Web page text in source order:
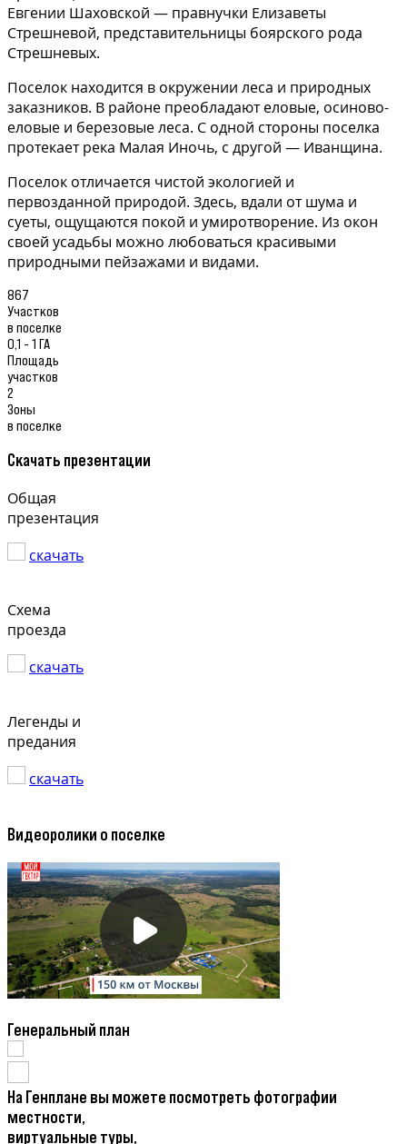
Евгении Шаховской — правнучки Елизаветы
Стрешневой, представительницы боярского рода
Стрешневых.
Поселок находится в окружении леса и природных
заказников. В районе преобладают еловые, осиново-
еловые и березовые леса. С одной стороны поселка
протекает река Малая Иночь, с другой — Иванщина.
Поселок отличается чистой экологией и
первозданной природой. Здесь, вдали от шума и
суеты, ощущаются покой и умиротворение. Из окон
своей усадьбы можно любоваться красивыми
природными пейзажами и видами.
867
Участков
в поселке
0,1 - 1 ГА
Площадь
участков
2
Зоны
в поселке
Скачать презентации
Общая
презентация
скачать
Схема
проезда
скачать
Легенды и
предания
скачать
Видеоролики о поселке
Генеральный план
На Генплане вы можете посмотреть фотографии
местности,
виртуальные туры,